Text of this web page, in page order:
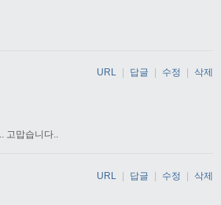
고맙습니다..
URL 답글 수정 삭제
URL | 답글 | 수정 | 삭제